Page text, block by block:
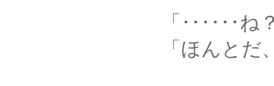
「･･････ね？
「ほんとだ、薫殿の